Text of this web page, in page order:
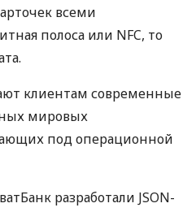
всеми
полоса или NFC, то
клиентам современные
мировых
под операционной
разработали JSON-